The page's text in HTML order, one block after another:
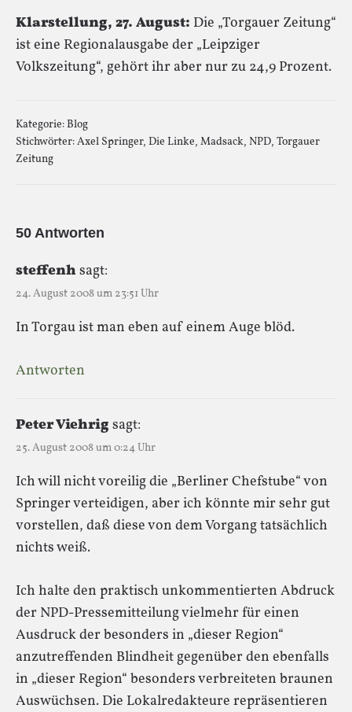
Klarstellung, 27. August: Die „Torgauer Zeitung“
ist eine Regionalausgabe der „Leipziger
Volkszeitung“, gehört ihr aber nur zu 24,9 Prozent.
Kategorie:Blog
Stichwörter:Axel Springer, Die Linke, Madsack, NPD, Torgauer
Zeitung
50 Antworten
steffenh sagt:
24. August 2008 um 23:51 Uhr
In Torgau ist man eben auf einem Auge blöd.
Antworten
Peter Viehrigsagt:
25. August 2008 um 0:24 Uhr
Ich will nicht voreilig die „Berliner Chefstube“ von
Springer verteidigen, aber ich könnte mir sehr gut
vorstellen, daß diese von dem Vorgang tatsächlich
nichts weiß.
Ich halte den praktisch unkommentierten Abdruck
der NPD-Pressemitteilung vielmehr für einen
Ausdruck der besonders in „dieser Region“
anzutreffenden Blindheit gegenüber den ebenfalls
in „dieser Region“ besonders verbreiteten braunen
Auswüchsen. Die Lokalredakteure repräsentieren